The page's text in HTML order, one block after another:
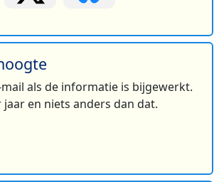
als de informatie is bijgewerkt.
jaar en niets anders dan dat.